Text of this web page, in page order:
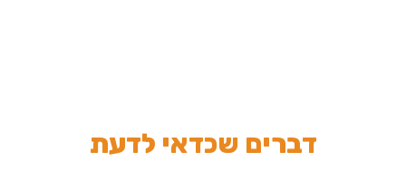
דברים שכדאי לדעת